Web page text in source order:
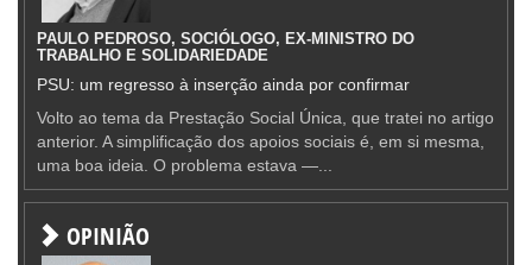
PAULO PEDROSO, SOCIÓLOGO, EX-MINISTRO DO
TRABALHO E SOLIDARIEDADE
PSU: um regresso à inserção ainda por confirmar
Volto ao tema da Prestação Social Única, que tratei no artigo
anterior. A simplificação dos apoios sociais é, em si mesma,
uma boa ideia. O problema estava —...
OPINIÃO